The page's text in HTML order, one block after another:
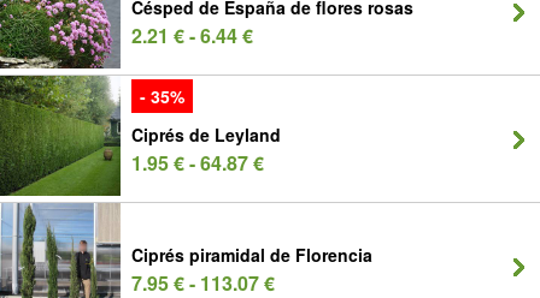
Césped de España de flores rosas
2.21 € - 6.44 €
- 35%
Ciprés de Leyland
1.95 € - 64.87 €
Ciprés piramidal de Florencia
7.95 € - 113.07 €